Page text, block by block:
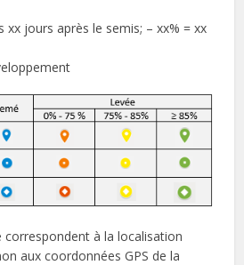
xx jours après le semis; – xx% = xx
correspondent à la localisation
aux coordonnées GPS de la